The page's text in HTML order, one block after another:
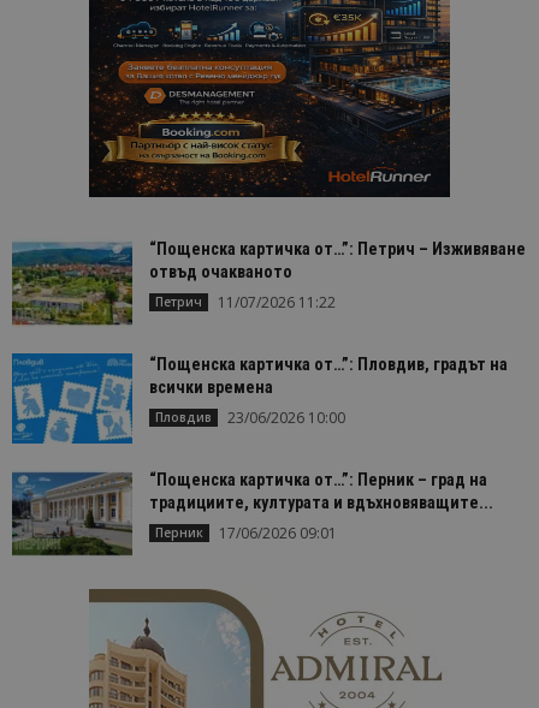
“Пощенска картичка от…”: Петрич – Изживяване
отвъд очакваното
Петрич 11/07/2026 11:22
“Пощенска картичка от…”: Пловдив, градът на
всички времена
Пловдив 23/06/2026 10:00
“Пощенска картичка от…”: Перник – град на
традициите, културата и вдъхновяващите...
Перник 17/06/2026 09:01